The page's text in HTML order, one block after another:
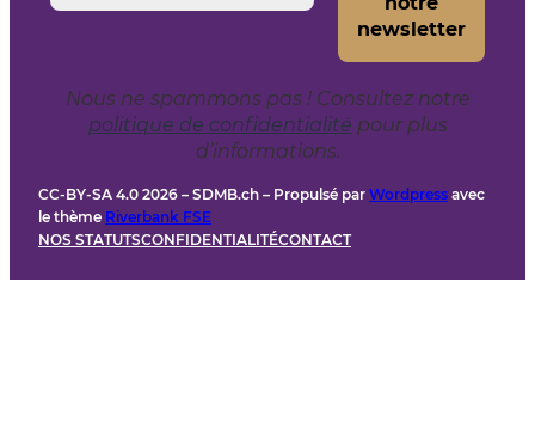
Nous ne spammons pas ! Consultez notre
politique de confidentialité pour plus
d’informations.
CC-BY-SA 4.0 2026 – SDMB.ch – Propulsé par Wordpress avec
le thème Riverbank FSE
NOS STATUTSCONFIDENTIALITÉCONTACT